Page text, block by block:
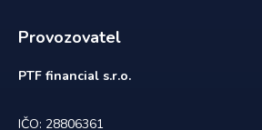
Provozovatel
PTF financial s.r.o.
IČO: 28806361